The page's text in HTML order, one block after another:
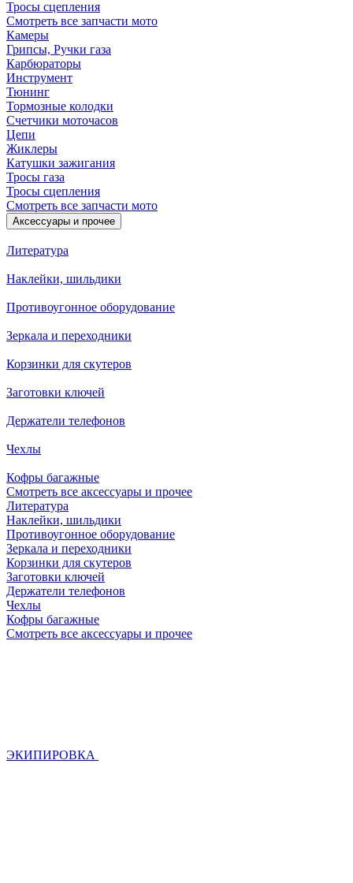
Тросы сцепления
Смотреть все запчасти мото
Камеры
Грипсы, Ручки газа
Карбюраторы
Инструмент
Тюнинг
Тормозные колодки
Счетчики моточасов
Цепи
Жиклеры
Катушки зажигания
Тросы газа
Тросы сцепления
Смотреть все запчасти мото
Аксессуары и прочее
Литература
Наклейки, шильдики
Противоугонное оборудование
Зеркала и переходники
Корзинки для скутеров
Заготовки ключей
Держатели телефонов
Чехлы
Кофры багажные
Смотреть все аксессуары и прочее
Литература
Наклейки, шильдики
Противоугонное оборудование
Зеркала и переходники
Корзинки для скутеров
Заготовки ключей
Держатели телефонов
Чехлы
Кофры багажные
Смотреть все аксессуары и прочее
ЭКИПИРОВКА